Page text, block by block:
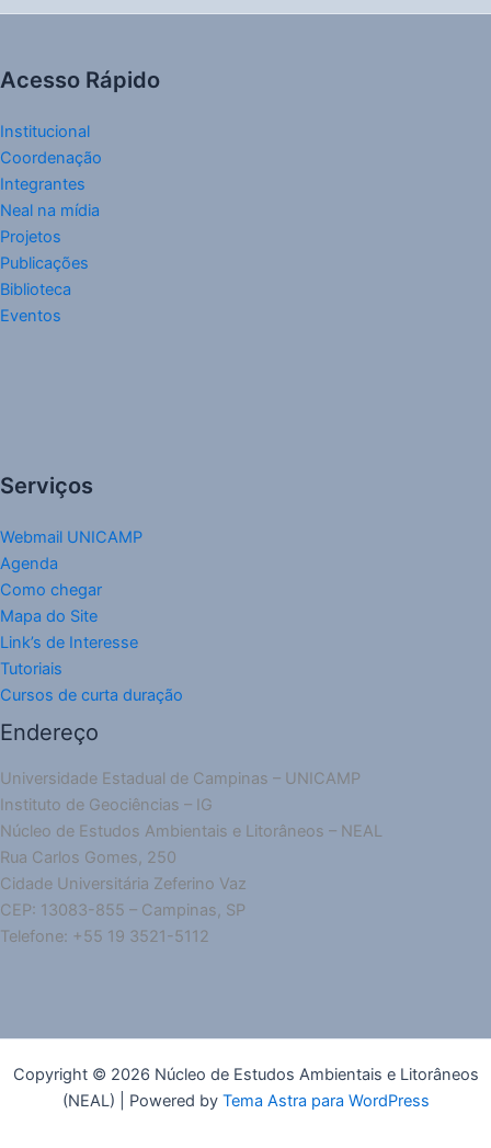
Acesso Rápido
Institucional
Coordenação
Integrantes
Neal na mídia
Projetos
Publicações
Biblioteca
Eventos
Serviços
Webmail UNICAMP
Agenda
Como chegar
Mapa do Site
Link’s de Interesse
Tutoriais
Cursos de curta duração
Endereço
Universidade Estadual de Campinas – UNICAMP
Instituto de Geociências – IG
Núcleo de Estudos Ambientais e Litorâneos – NEAL
Rua Carlos Gomes, 250
Cidade Universitária Zeferino Vaz
CEP: 13083-855 – Campinas, SP
Telefone: +55 19 3521-5112
Copyright © 2026 Núcleo de Estudos Ambientais e Litorâneos
(NEAL) | Powered by Tema Astra para WordPress